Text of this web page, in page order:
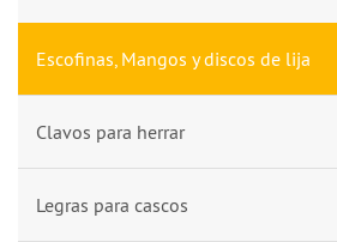
Escofinas, Mangos y discos de lija
Clavos para herrar
Legras para cascos